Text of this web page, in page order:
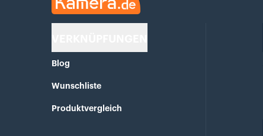
Blog
Wunschliste
Produktvergleich